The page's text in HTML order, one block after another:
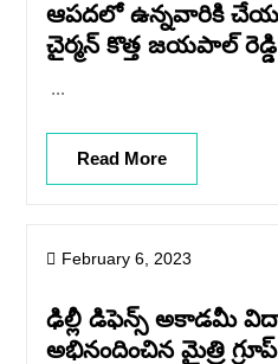
ఆపదలో ఉన్నవారికి
చైర్మన్ కొత్త జయపాల్
...
Read More
February 6, 2023
ఢిల్లీ డిఫెన్స్ అకాడమీ
అభినందించిన మైత్రి